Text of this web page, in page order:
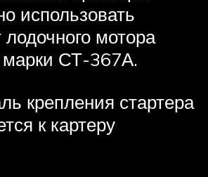
использовать
лодочного мотора
марки СТ-367А.
крепления стартера
к картеру